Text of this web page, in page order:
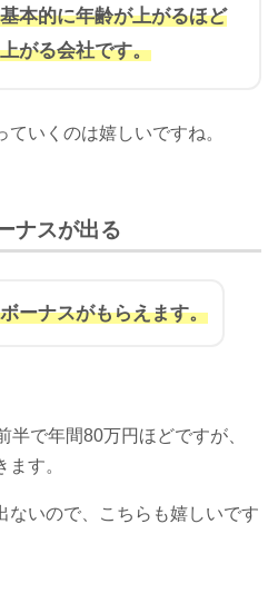
本的に年齢が上がるほど
がる会社です。
いくのは嬉しいですね。
ナスが出る
ーナスがもらえます。
で年間80万円ほどですが、
す。
ないので、こちらも嬉しいです